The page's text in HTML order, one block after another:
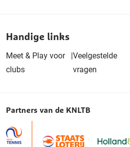
Handige links
Meet & Play voor
clubs
|Veelgestelde
vragen
Partners van de KNLTB